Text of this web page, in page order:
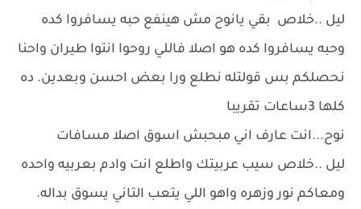
ليل ..خلاص بقي يانوح مش هينفع حبه يسافروا كده
وحبه يسافروا كده هو اصلا فاللي روحوا انتوا طيران واحنا
نحصلكم بس قولتله نطلع ورا بعض احسن وبعدين. ده
كلها 3ساعات تقريبا
نوح...انت عارف اني مبحبش اسوق اصلا مسافات
ليل ..خلاص سيب عربيتك واطلع انت وادم بعربيه واحده
ومعاكم نور وزهره واهو اللي يتعب التاني يسوق بداله.